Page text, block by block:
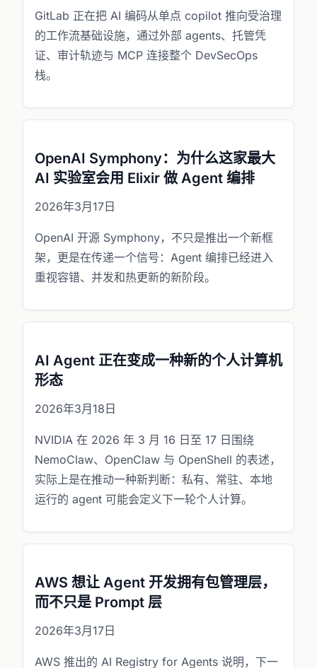
GitLab 正在把 AI 编码从单点 copilot 推向受治理
的工作流基础设施，通过外部 agents、托管凭
证、审计轨迹与 MCP 连接整个 DevSecOps
栈。
OpenAI Symphony：为什么这家最大
AI 实验室会用 Elixir 做 Agent 编排
2026年3月17日
OpenAI 开源 Symphony，不只是推出一个新框
架，更是在传递一个信号：Agent 编排已经进入
重视容错、并发和热更新的新阶段。
AI Agent 正在变成一种新的个人计算机
形态
2026年3月18日
NVIDIA 在 2026 年 3 月 16 日至 17 日围绕
NemoClaw、OpenClaw 与 OpenShell 的表述，
实际上是在推动一种新判断：私有、常驻、本地
运行的 agent 可能会定义下一轮个人计算。
AWS 想让 Agent 开发拥有包管理层，
而不只是 Prompt 层
2026年3月17日
AWS 推出的 AI Registry for Agents 说明，下一